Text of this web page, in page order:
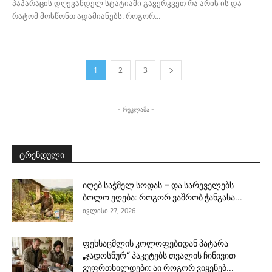
პაპარაცის დღევანდელ სტატიაში გავერკვეთ რა არის ის და
რატომ მოსწონთ ადამიანებს. როგორ...
1 2 3
- რეკლამა -
ტრენდული
იღებ საჭმელ სოდას – და სარეველებს
ბოლო ეღება: როგორ ვაშრობ ჭანგასა...
ივლისი 27, 2026
ფეხსაცმლის კოლოფებიდან პატარა
„ჯადოსნურ“ პაკეტებს თვალის ჩინივით
ვუფრთხილდები: აი როგორ ვიყენებ...